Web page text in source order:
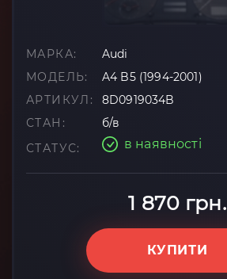
МАРКА:
Audi
МОДЕЛЬ:
A4 B5 (1994-2001)
АРТИКУЛ:
8D0919034B
СТАН:
б/в
СТАТУС:
в наявності
1 870 грн.
КУПИТИ